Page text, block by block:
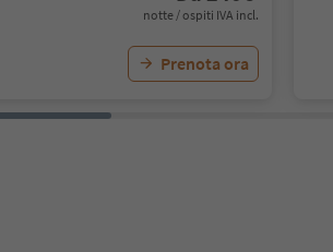
notte / ospiti IVA incl.
Prenota ora